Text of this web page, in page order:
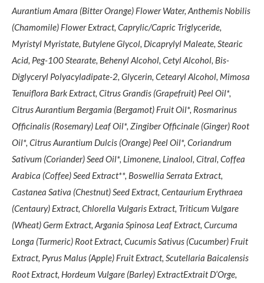
Aurantium Amara (Bitter Orange) Flower Water, Anthemis Nobilis
(Chamomile) Flower Extract, Caprylic/Capric Triglyceride,
Myristyl Myristate, Butylene Glycol, Dicaprylyl Maleate, Stearic
Acid, Peg-100 Stearate, Behenyl Alcohol, Cetyl Alcohol, Bis-
Diglyceryl Polyacyladipate-2, Glycerin, Cetearyl Alcohol, Mimosa
Tenuiflora Bark Extract, Citrus Grandis (Grapefruit) Peel Oil*,
Citrus Aurantium Bergamia (Bergamot) Fruit Oil*, Rosmarinus
Officinalis (Rosemary) Leaf Oil*, Zingiber Officinale (Ginger) Root
Oil*, Citrus Aurantium Dulcis (Orange) Peel Oil*, Coriandrum
Sativum (Coriander) Seed Oil*, Limonene, Linalool, Citral, Coffea
Arabica (Coffee) Seed Extract**, Boswellia Serrata Extract,
Castanea Sativa (Chestnut) Seed Extract, Centaurium Erythraea
(Centaury) Extract, Chlorella Vulgaris Extract, Triticum Vulgare
(Wheat) Germ Extract, Argania Spinosa Leaf Extract, Curcuma
Longa (Turmeric) Root Extract, Cucumis Sativus (Cucumber) Fruit
Extract, Pyrus Malus (Apple) Fruit Extract, Scutellaria Baicalensis
Root Extract, Hordeum Vulgare (Barley) ExtractExtrait D’Orge,